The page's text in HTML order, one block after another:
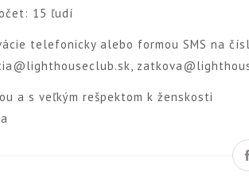
15 ľudí
telefonicky alebo formou SMS na
,
a s veľkým rešpektom k ženskosti